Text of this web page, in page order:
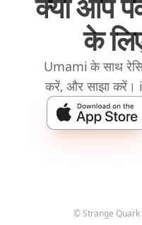
के
Umami के साथ
करें, और साझा करें।
© Strange Quark